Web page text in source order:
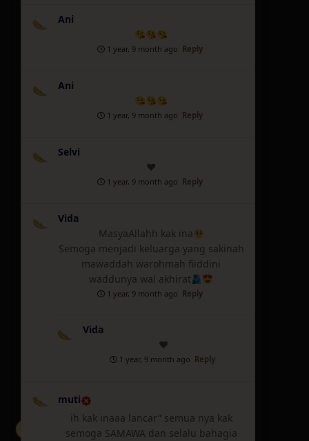
Ani
1 year, 9 month ago Reply
Ani
1 year, 9 month ago Reply
Selvi
♥️
1 year, 9 month ago Reply
Vida
MasyaAllahh kak ina
Semoga menjadi keluarga yang sakinah
mawaddah warohmah fiiddini
waddunya wal akhirat
1 year, 9 month ago Reply
Vida
♥️
1 year, 9 month ago Reply
muti
ih kak inaaa lancar” semua nya kak
semoga SAMAWA dan selalu bahagia